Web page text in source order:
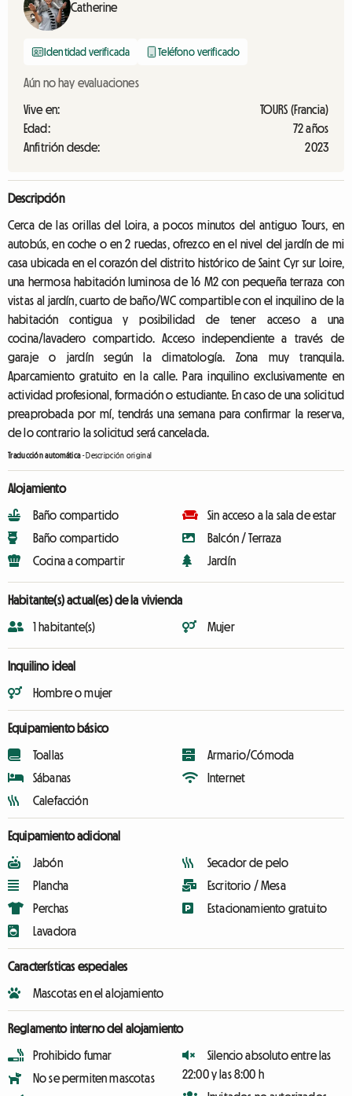
Catherine
Identidad verificada Teléfono verificado
Aún no hay evaluaciones
Vive en:
TOURS (Francia)
Edad:
72 años
Anfitrión desde:
2023
Descripción
Cerca de las orillas del Loira, a pocos minutos del antiguo Tours, en
autobús, en coche o en 2 ruedas, ofrezco en el nivel del jardín de mi
casa ubicada en el corazón del distrito histórico de Saint Cyr sur Loire,
una hermosa habitación luminosa de 16 M2 con pequeña terraza con
vistas al jardín, cuarto de baño/WC compartible con el inquilino de la
habitación contigua y posibilidad de tener acceso a una
cocina/lavadero compartido. Acceso independiente a través de
garaje o jardín según la climatología. Zona muy tranquila.
Aparcamiento gratuito en la calle. Para inquilino exclusivamente en
actividad profesional, formación o estudiante. En caso de una solicitud
preaprobada por mí, tendrás una semana para confirmar la reserva,
de lo contrario la solicitud será cancelada.
Traducción automática-Descripción original
Alojamiento
Baño compartido
Baño compartido
Cocina a compartir
Sin acceso a la sala de estar
Balcón / Terraza
Jardín
Habitante(s) actual(es) de la vivienda
1 habitante(s) Mujer
Inquilino ideal
Hombre o mujer
Equipamiento básico
Toallas
Sábanas
Calefacción
Armario/Cómoda
Internet
Equipamiento adicional
Jabón
Plancha
Perchas
Lavadora
Secador de pelo
Escritorio / Mesa
Estacionamiento gratuito
Características especiales
Mascotas en el alojamiento
Reglamento interno del alojamiento
Prohibido fumar
No se permiten mascotas
Silencio absoluto entre las
22:00 y las 8:00 h